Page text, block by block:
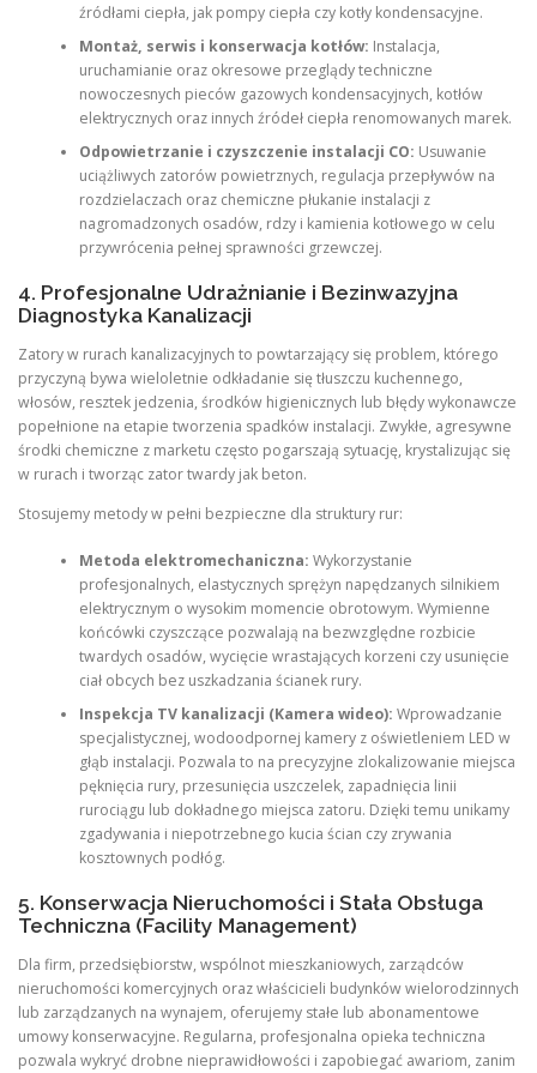
źródłami ciepła, jak pompy ciepła czy kotły kondensacyjne.
Montaż, serwis i konserwacja kotłów: Instalacja,
uruchamianie oraz okresowe przeglądy techniczne
nowoczesnych pieców gazowych kondensacyjnych, kotłów
elektrycznych oraz innych źródeł ciepła renomowanych marek.
Odpowietrzanie i czyszczenie instalacji CO: Usuwanie
uciążliwych zatorów powietrznych, regulacja przepływów na
rozdzielaczach oraz chemiczne płukanie instalacji z
nagromadzonych osadów, rdzy i kamienia kotłowego w celu
przywrócenia pełnej sprawności grzewczej.
4. Profesjonalne Udrażnianie i Bezinwazyjna
Diagnostyka Kanalizacji
Zatory w rurach kanalizacyjnych to powtarzający się problem, którego
przyczyną bywa wieloletnie odkładanie się tłuszczu kuchennego,
włosów, resztek jedzenia, środków higienicznych lub błędy wykonawcze
popełnione na etapie tworzenia spadków instalacji. Zwykłe, agresywne
środki chemiczne z marketu często pogarszają sytuację, krystalizując się
w rurach i tworząc zator twardy jak beton.
Stosujemy metody w pełni bezpieczne dla struktury rur:
Metoda elektromechaniczna: Wykorzystanie
profesjonalnych, elastycznych sprężyn napędzanych silnikiem
elektrycznym o wysokim momencie obrotowym. Wymienne
końcówki czyszczące pozwalają na bezwzględne rozbicie
twardych osadów, wycięcie wrastających korzeni czy usunięcie
ciał obcych bez uszkadzania ścianek rury.
Inspekcja TV kanalizacji (Kamera wideo): Wprowadzanie
specjalistycznej, wodoodpornej kamery z oświetleniem LED w
głąb instalacji. Pozwala to na precyzyjne zlokalizowanie miejsca
pęknięcia rury, przesunięcia uszczelek, zapadnięcia linii
rurociągu lub dokładnego miejsca zatoru. Dzięki temu unikamy
zgadywania i niepotrzebnego kucia ścian czy zrywania
kosztownych podłóg.
5. Konserwacja Nieruchomości i Stała Obsługa
Techniczna (Facility Management)
Dla firm, przedsiębiorstw, wspólnot mieszkaniowych, zarządców
nieruchomości komercyjnych oraz właścicieli budynków wielorodzinnych
lub zarządzanych na wynajem, oferujemy stałe lub abonamentowe
umowy konserwacyjne. Regularna, profesjonalna opieka techniczna
pozwala wykryć drobne nieprawidłowości i zapobiegać awariom, zanim